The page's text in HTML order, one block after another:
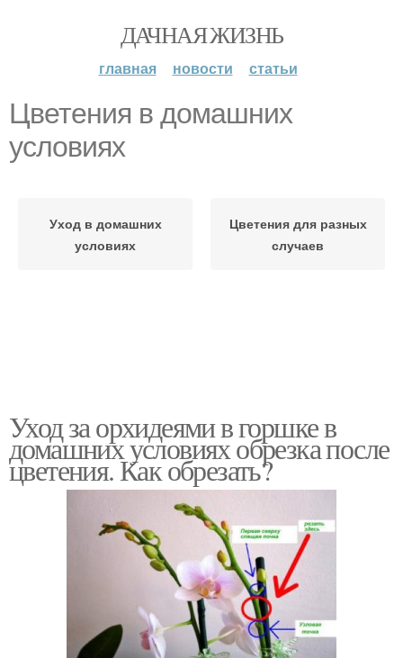
ДАЧНАЯ ЖИЗНЬ
главная новости статьи
Цветения в домашних
условиях
Уход в домашних
условиях
Цветения для разных
случаев
Уход за орхидеями в горшке в
домашних условиях обрезка после
цветения. Как обрезать?